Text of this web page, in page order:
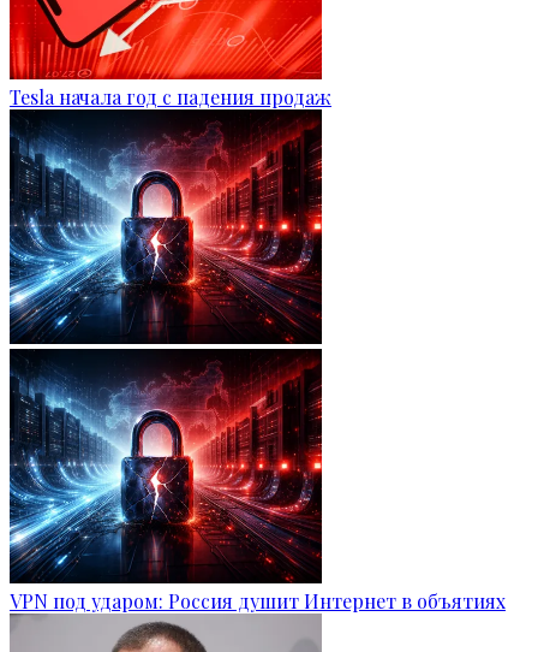
Tesla начала год с падения продаж
VPN под ударом: Россия душит Интернет в объятиях